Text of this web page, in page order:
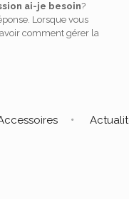
ai-je besoin?
Lorsque vous
comment gérer la